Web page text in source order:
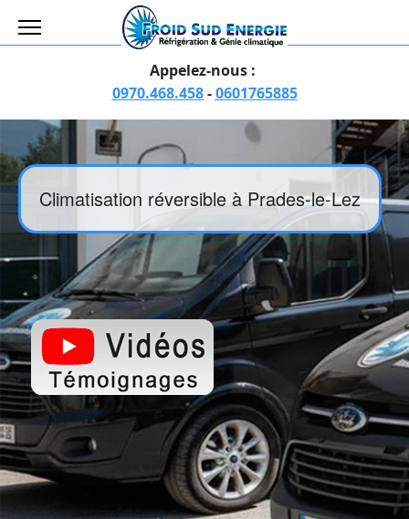
Appelez-nous :
0970.468.458-0601765885
Climatisation réversible à Prades-le-Lez